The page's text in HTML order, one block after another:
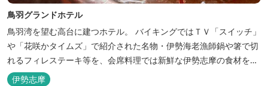
鳥羽グランドホテル
鳥羽湾を望む高台に建つホテル。 バイキングではＴＶ「スイッチ」
や「花咲かタイムズ」で紹介された名物・伊勢海老漁師鍋や箸で切
れるフィレステーキ等を、会席料理では新鮮な伊勢志摩の食材をお
楽しみいただけます。
伊勢志摩